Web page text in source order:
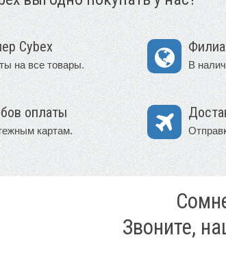
Cybex
на все товары. В
оплаты
картам.
Звоните,